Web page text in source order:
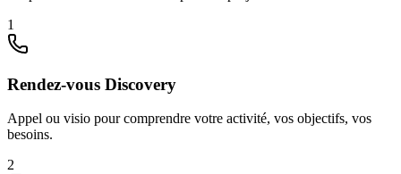
1
Rendez-vous Discovery
Appel ou visio pour comprendre votre activité, vos objectifs, vos
besoins.
2